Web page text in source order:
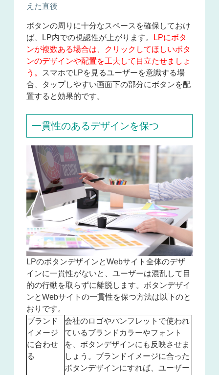
えた直後
ボタンの周りに十分なスペースを確保しておけ
ば、LP内での視認性が上がります。
LPにボタ
ンが複数ある場合は、クリックしてほしいボタ
ンのデザインや配置を工夫して目立たせましょ
う。
スマホでLPを見るユーザーを意識する場
合、タップしやすい画面下の部分にボタンを配
置すると効果的です。
一貫性のあるデザインを保つ
LPのボタンデザインとWebサイト全体のデザ
インに一貫性がないと、ユーザーは混乱して目
的の行動を取らずに離脱します。ボタンデザイ
ンとWebサイトの一貫性を保つ方法は以下のと
おりです。
ブランド
イメージ
に合わせ
る
会社のロゴやパンフレットで使われ
ているブランドカラーやフォント
を、ボタンデザインにも反映させま
しょう。ブランドイメージに合った
ボタンデザインにすれば、ユーザー